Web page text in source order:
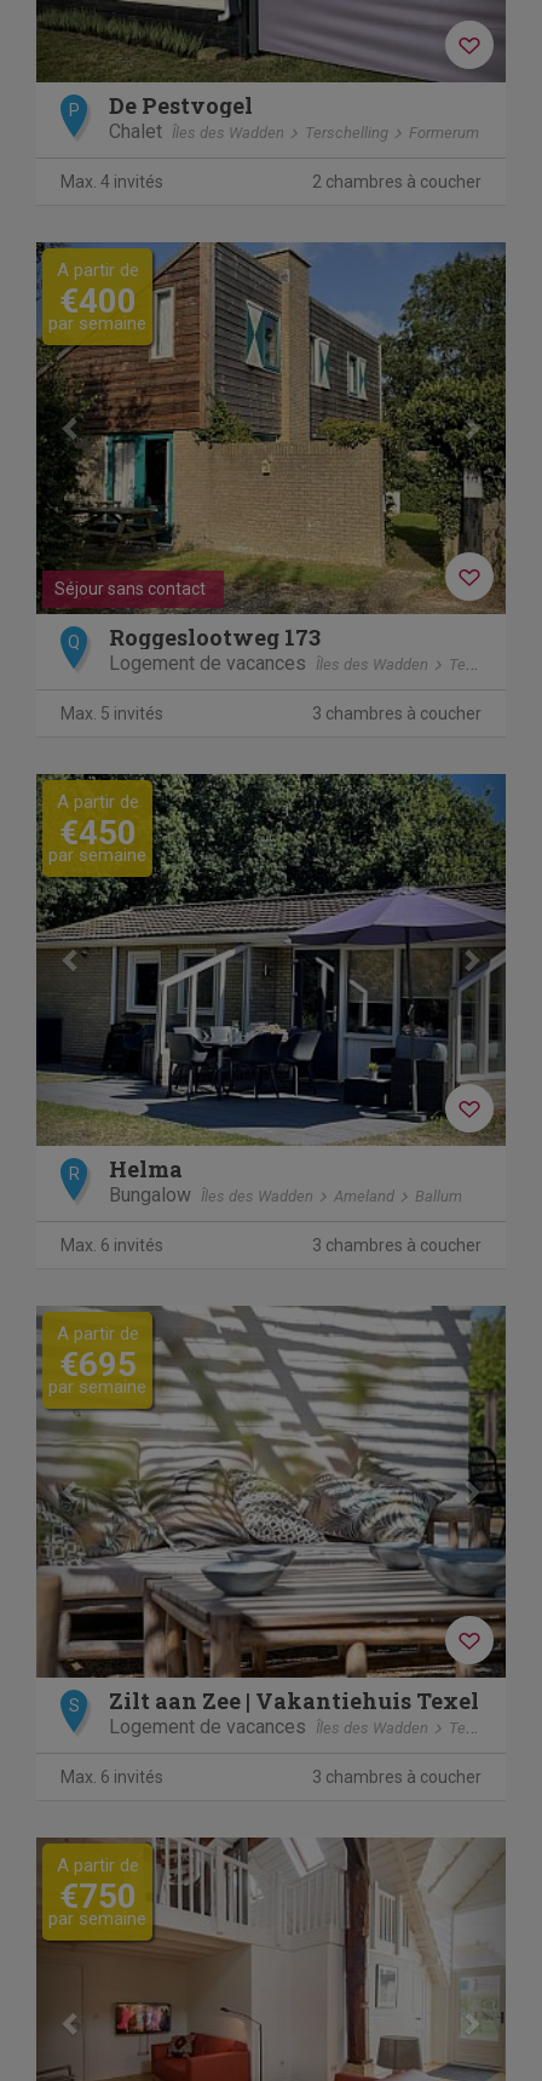
P De Pestvogel
Chalet Îles des Wadden Terschelling Formerum
Max. 4 invités 2 chambres à coucher
Previous Next
Séjour sans contact
A partir de
€400
par semaine
Q Roggeslootweg 173
Logement de vacances Îles des Wadden Texel
Max. 5 invités 3 chambres à coucher
Previous Next
A partir de
€450
par semaine
R Helma
Bungalow Îles des Wadden Ameland Ballum
Max. 6 invités 3 chambres à coucher
Previous Next
A partir de
€695
par semaine
S Zilt aan Zee | Vakantiehuis Texel
Logement de vacances Îles des Wadden Texel
Max. 6 invités 3 chambres à coucher
Previous Next
A partir de
€750
par semaine